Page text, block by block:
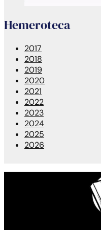
Hemeroteca
2017
2018
2019
2020
2021
2022
2023
2024
2025
2026